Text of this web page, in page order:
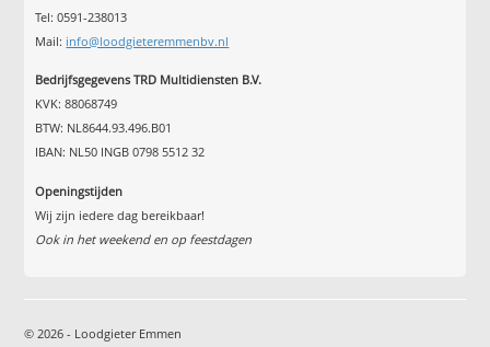
Tel: 0591-238013
Mail: info@loodgieteremmenbv.nl
Bedrijfsgegevens TRD Multidiensten B.V.
KVK: 88068749
BTW: NL8644.93.496.B01
IBAN: NL50 INGB 0798 5512 32
Openingstijden
Wij zijn iedere dag bereikbaar!
Ook in het weekend en op feestdagen
© 2026 - Loodgieter Emmen